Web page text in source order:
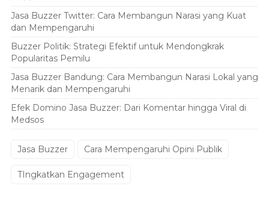
Jasa Buzzer Twitter: Cara Membangun Narasi yang Kuat
dan Mempengaruhi
Buzzer Politik: Strategi Efektif untuk Mendongkrak
Popularitas Pemilu
Jasa Buzzer Bandung: Cara Membangun Narasi Lokal yang
Menarik dan Mempengaruhi
Efek Domino Jasa Buzzer: Dari Komentar hingga Viral di
Medsos
Jasa Buzzer Cara Mempengaruhi Opini Publik
TIngkatkan Engagement